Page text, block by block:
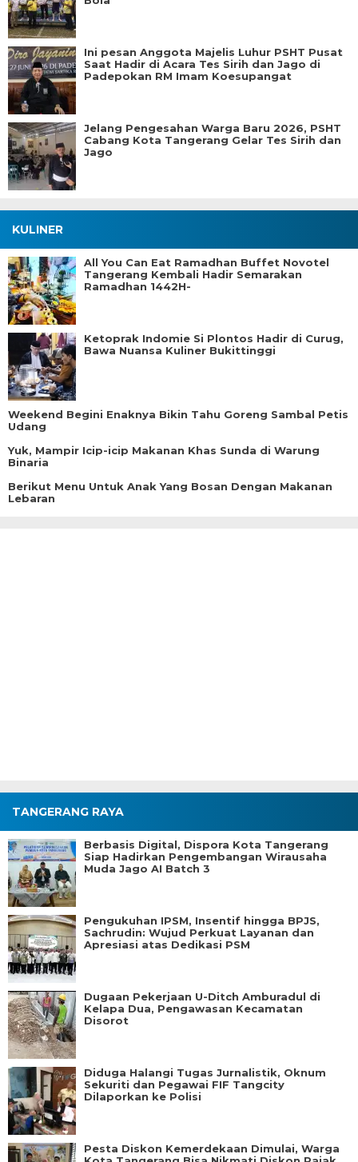
Ini pesan Anggota Majelis Luhur PSHT Pusat
Saat Hadir di Acara Tes Sirih dan Jago di
Padepokan RM Imam Koesupangat
Jelang Pengesahan Warga Baru 2026, PSHT
Cabang Kota Tangerang Gelar Tes Sirih dan
Jago
KULINER
All You Can Eat Ramadhan Buffet Novotel
Tangerang Kembali Hadir Semarakan
Ramadhan 1442H-
Ketoprak Indomie Si Plontos Hadir di Curug,
Bawa Nuansa Kuliner Bukittinggi
Weekend Begini Enaknya Bikin Tahu Goreng Sambal Petis
Udang
Yuk, Mampir Icip-icip Makanan Khas Sunda di Warung
Binaria
Berikut Menu Untuk Anak Yang Bosan Dengan Makanan
Lebaran
TANGERANG RAYA
Berbasis Digital, Dispora Kota Tangerang
Siap Hadirkan Pengembangan Wirausaha
Muda Jago AI Batch 3
Pengukuhan IPSM, Insentif hingga BPJS,
Sachrudin: Wujud Perkuat Layanan dan
Apresiasi atas Dedikasi PSM
Dugaan Pekerjaan U-Ditch Amburadul di
Kelapa Dua, Pengawasan Kecamatan
Disorot
Diduga Halangi Tugas Jurnalistik, Oknum
Sekuriti dan Pegawai FIF Tangcity
Dilaporkan ke Polisi
Pesta Diskon Kemerdekaan Dimulai, Warga